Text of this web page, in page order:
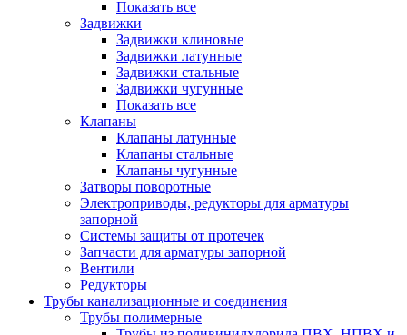
Показать все
Задвижки
Задвижки клиновые
Задвижки латунные
Задвижки стальные
Задвижки чугунные
Показать все
Клапаны
Клапаны латунные
Клапаны стальные
Клапаны чугунные
Затворы поворотные
Электроприводы, редукторы для арматуры
запорной
Системы защиты от протечек
Запчасти для арматуры запорной
Вентили
Редукторы
Трубы канализационные и соединения
Трубы полимерные